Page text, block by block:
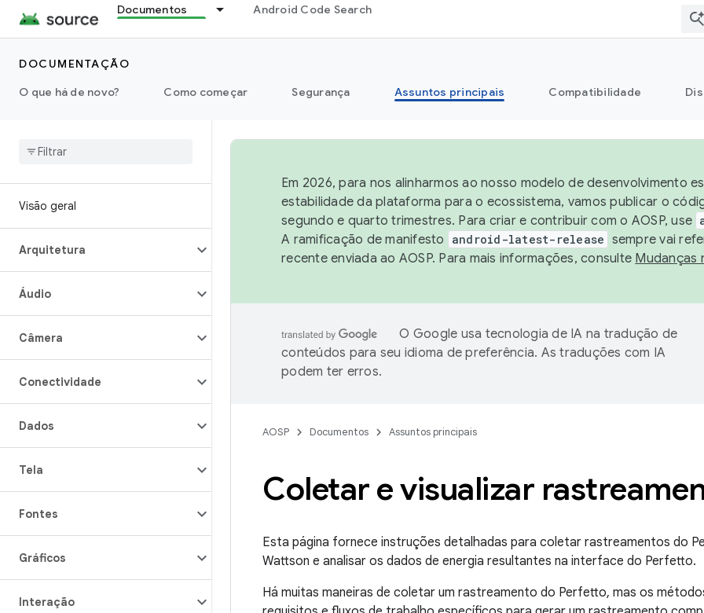
Documentos Android Code Search
DOCUMENTAÇÃO
O que há de novo?
Como começar Segurança Assuntos principais Compatibilidade
Visão geral
Arquitetura
Áudio
Câmera
Conectividade
Dados
Tela
Fontes
Gráficos
Interação
Em 2026, para nos alinharmos ao nosso modelo de desenvolvimento
estabilidade da plataforma para o ecossistema, vamos publicar o
segundo e quarto trimestres. Para criar e contribuir com o AOSP, use
A ramificação de manifesto android-latest-release sempre vai
recente enviada ao AOSP. Para mais informações, consulte Mudanças
O Google usa tecnologia de IA na tradução de
conteúdos para seu idioma de preferência. As traduções com IA
podem ter erros.
AOSP Documentos Assuntos principais
Coletar e visualizar
Esta página fornece instruções detalhadas para coletar rastreamentos do
Wattson e analisar os dados de energia resultantes na interface do Perfetto.
Há muitas maneiras de coletar um rastreamento do Perfetto, mas os